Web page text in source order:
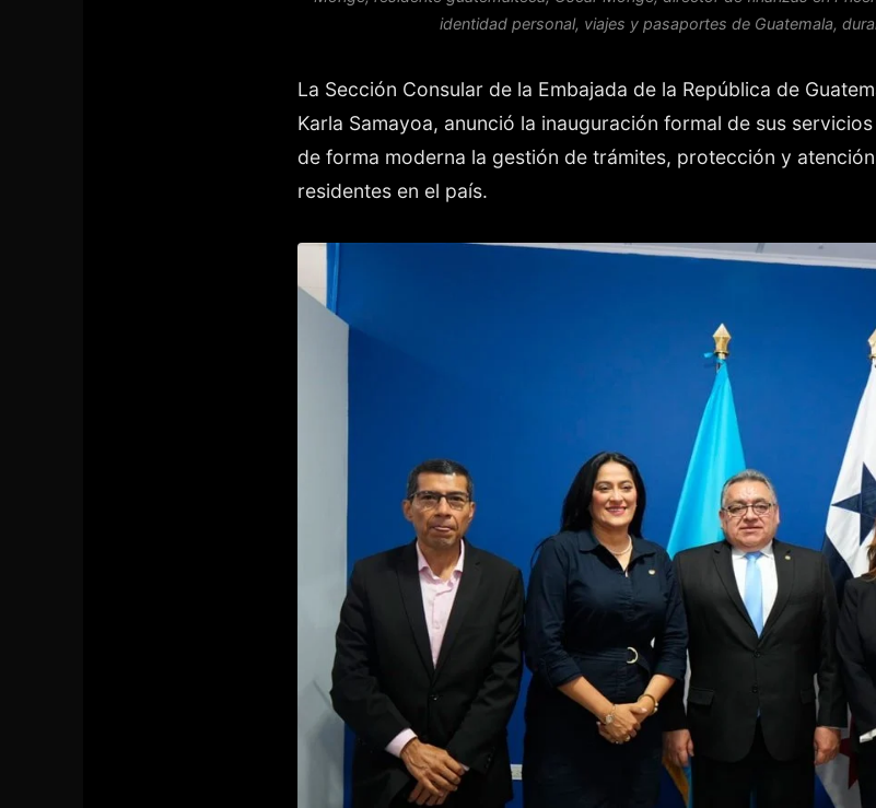
identidad personal, viajes y pasaportes de Guatemala,
La Sección Consular de la Embajada de la República de
Karla Samayoa, anunció la inauguración formal de sus
de forma moderna la gestión de trámites, protección y
residentes en el país.